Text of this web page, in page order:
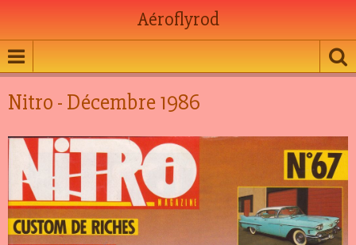
Aéroflyrod
Nitro - Décembre 1986